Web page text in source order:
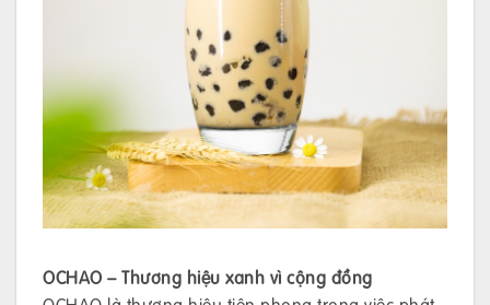
OCHAO – Thương hiệu xanh vì cộng đồng